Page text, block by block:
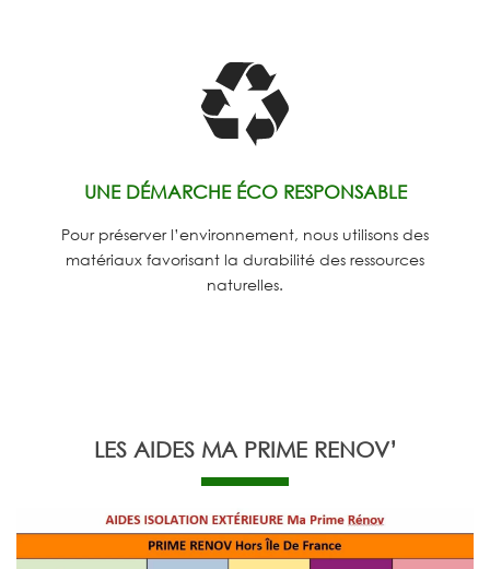
UNE DÉMARCHE ÉCO RESPONSABLE
Pour préserver l’environnement, nous utilisons des
matériaux favorisant la durabilité des ressources
naturelles.
LES AIDES MA PRIME RENOV’